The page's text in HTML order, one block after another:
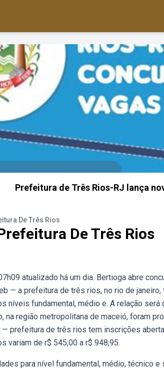
Prefeitura de Três Rios-RJ lança
De Três Rios
De Três Rios
atualizado há um dia. Bertioga abre
— a prefeitura de três rios, no rio de
níveis fundamental, médio e. A relação
na região metropolitana de maceió, foram
prefeitura de três rios tem inscrições
variam de r$ 545,00 a r$ 948,95.
para nível fundamental, médio, técnico